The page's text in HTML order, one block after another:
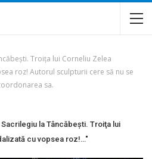
Troiţa lui Corneliu Zelea
roz! Autorul sculpturii cere să nu se
sa.
Sacrilegiu la Tâncăbeşti. Troiţa lui
cu vopsea roz!…"